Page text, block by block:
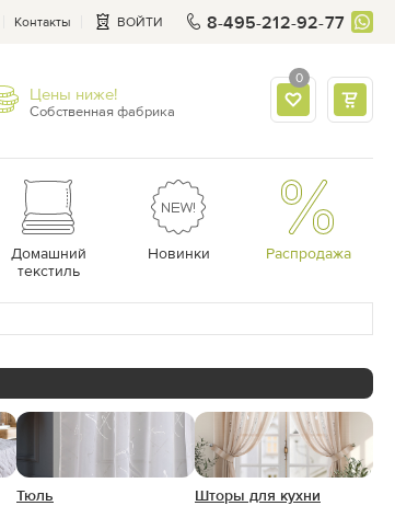
Контакты ВОЙТИ 8-495-212-92-77
Цены ниже!
Собственная фабрика
0
Домашний
текстиль
Новинки Распродажа
Тюль Шторы для кухни